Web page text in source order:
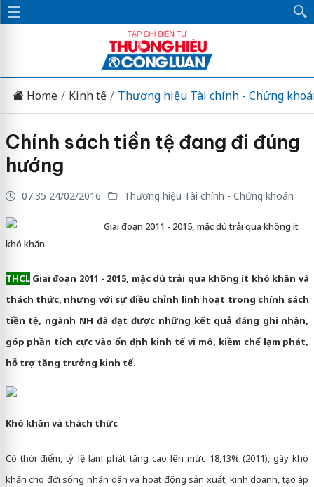
Home Kinh tế Thương hiệu Tài chính - Chứng
Chính sách tiền tệ đang đi đúng
hướng
07:35 24/02/2016 Thương hiệu Tài chính - Chứng khoán
Giai đoạn 2011 - 2015, mặc dù trải qua không ít
khó khăn
THCLGiai đoạn 2011 - 2015, mặc dù trải qua không ít khó khăn và
thách thức, nhưng với sự điều chỉnh linh hoạt trong chính sách
tiền tệ, ngành NH đã đạt được những kết quả đáng ghi nhận,
góp phần tích cực vào ổn định kinh tế vĩ mô, kiềm chế lạm phát,
hỗ trợ tăng trưởng kinh tế.
Khó khăn và thách thức
Có thời điểm, tỷ lệ lạm phát tăng cao lên mức 18,13% (2011), gây khó
khăn cho đời sống nhân dân và hoạt động sản xuất, kinh doanh, tạo áp